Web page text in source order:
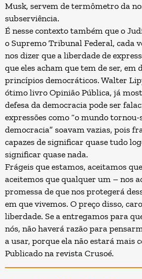
Musk, servem de termômetro da
subserviência.
É nesse contexto também que o
o Supremo Tribunal Federal, cada
nos dizer que a liberdade de
que eles acham que tem de ser, em
princípios democráticos. Walter
ótimo livro Opinião Pública, já
defesa da democracia pode ser
expressões como “o mundo
democracia” soavam vazias, pois
capazes de significar quase tudo
significar quase nada.
Frágeis que estamos, aceitamos
aceitemos que qualquer um – nos
promessa de que nos protegerá
em que vivemos. O preço disso,
liberdade. Se a entregamos para
nós, não haverá razão para
a usar, porque ela não estará mais
Publicado na revistaCrusoé.